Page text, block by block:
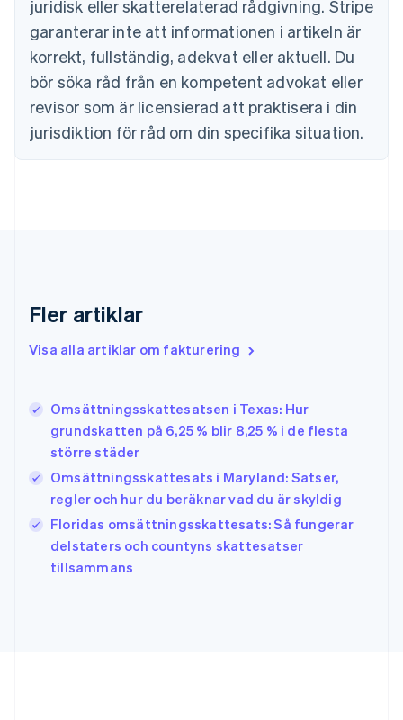
juridisk eller skatterelaterad rådgivning. Stripe
garanterar inte att informationen i artikeln är
korrekt, fullständig, adekvat eller aktuell. Du
bör söka råd från en kompetent advokat eller
revisor som är licensierad att praktisera i din
jurisdiktion för råd om din specifika situation.
Fler artiklar
Visa alla artiklar om fakturering
Omsättningsskattesatsen i Texas: Hur
grundskatten på 6,25 % blir 8,25 % i de flesta
större städer
Omsättningsskattesats i Maryland: Satser,
regler och hur du beräknar vad du är skyldig
Floridas omsättningsskattesats: Så fungerar
delstaters och countyns skattesatser
tillsammans
English
English
Danmark
English
Estland
English
Fastlandskina
Finland
Grekland
Hongkong SAR, Kina
English
Irland
English
Italien
ItalianoEnglish
Japan
Kanada
EnglishFrançais
Kroatien